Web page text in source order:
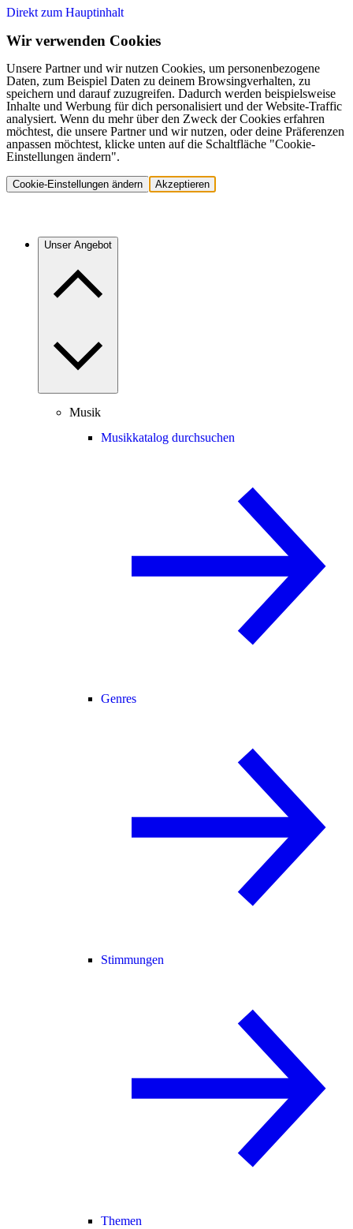
Direkt zum Hauptinhalt
Wir verwenden Cookies
Unsere Partner und wir nutzen Cookies, um personenbezogene
Daten, zum Beispiel Daten zu deinem Browsingverhalten, zu
speichern und darauf zuzugreifen. Dadurch werden beispielsweise
Inhalte und Werbung für dich personalisiert und der Website-Traffic
analysiert. Wenn du mehr über den Zweck der Cookies erfahren
möchtest, die unsere Partner und wir nutzen, oder deine Präferenzen
anpassen möchtest, klicke unten auf die Schaltfläche "Cookie-
Einstellungen ändern".
Cookie-Einstellungen ändern Akzeptieren
Unser Angebot
Musik
Musikkatalog durchsuchen
Genres
Stimmungen
Themen